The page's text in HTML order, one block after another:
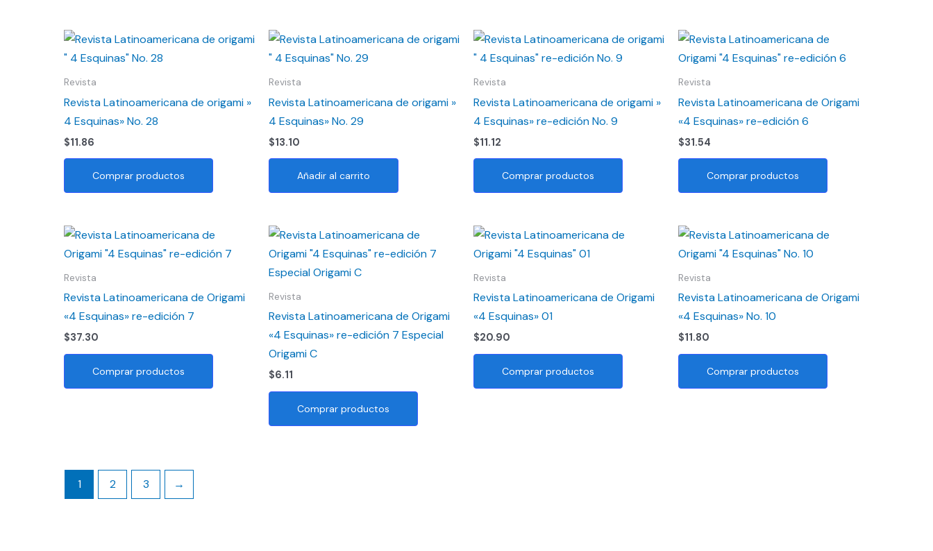
Revista
Revista Latinoamericana de origami »
4 Esquinas» No. 28
$11.86
Comprar productos
Revista
Revista Latinoamericana de origami »
4 Esquinas» No. 29
$13.10
Añadir al carrito
Revista
Revista Latinoamericana de origami »
4 Esquinas» re-edición No. 9
$11.12
Comprar productos
Revista
Revista Latinoamericana de Origami
«4 Esquinas» re-edición 6
$31.54
Comprar productos
Revista
Revista Latinoamericana de Origami
«4 Esquinas» re-edición 7
$37.30
Comprar productos
Revista
Revista Latinoamericana de Origami
«4 Esquinas» re-edición 7 Especial
Origami C
$6.11
Comprar productos
Revista
Revista Latinoamericana de Origami
«4 Esquinas» 01
$20.90
Comprar productos
Revista
Revista Latinoamericana de Origami
«4 Esquinas» No. 10
$11.80
Comprar productos
1 2 3 →